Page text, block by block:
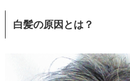
白髪の原因とは？